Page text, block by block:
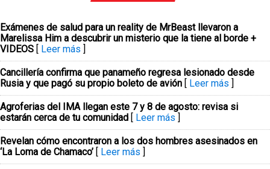
Exámenes de salud para un reality de MrBeast llevaron a
Marelissa Him a descubrir un misterio que la tiene al borde +
VIDEOS [ Leer más ]
Cancillería confirma que panameño regresa lesionado desde
Rusia y que pagó su propio boleto de avión [ Leer más ]
Agroferias del IMA llegan este 7 y 8 de agosto: revisa si
estarán cerca de tu comunidad [ Leer más ]
Revelan cómo encontraron a los dos hombres asesinados en
‘La Loma de Chamaco’ [ Leer más ]